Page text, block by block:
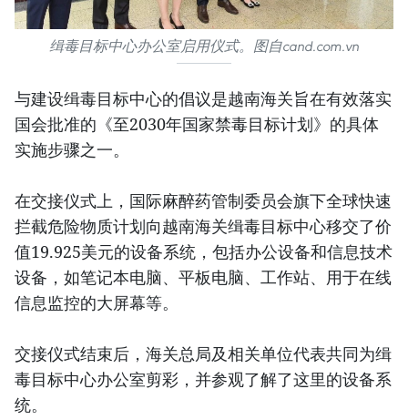
缉毒目标中心办公室启用仪式。图自cand.com.vn
与建设缉毒目标中心的倡议是越南海关旨在有效落实
国会批准的《至2030年国家禁毒目标计划》的具体
实施步骤之一。
在交接仪式上，国际麻醉药管制委员会旗下全球快速
拦截危险物质计划向越南海关缉毒目标中心移交了价
值19.925美元的设备系统，包括办公设备和信息技术
设备，如笔记本电脑、平板电脑、工作站、用于在线
信息监控的大屏幕等。
交接仪式结束后，海关总局及相关单位代表共同为缉
毒目标中心办公室剪彩，并参观了解了这里的设备系
统。